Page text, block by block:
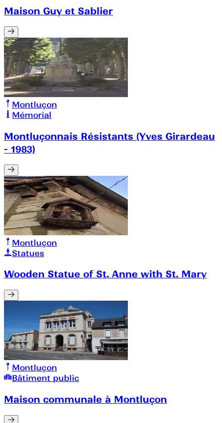
Maison Guy et Sablier
Montluçon
Mémorial
Montluçonnais Résistants (Yves Girardeau
- 1983)
Montluçon
Statues
Wooden Statue of St. Anne with St. Mary
Montluçon
Bâtiment public
Maison communale à Montluçon